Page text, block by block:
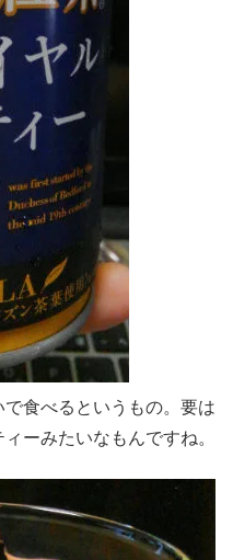
食べるというもの。要は
ーみたいなもんですね。